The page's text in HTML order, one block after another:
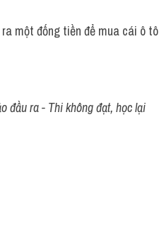
một đống tiền để mua cái ô tô
đầu ra - Thi không đạt, học lại